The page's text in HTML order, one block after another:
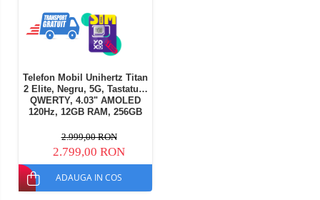
Telefon Mobil Unihertz Titan
2 Elite, Negru, 5G, Tastatură
QWERTY, 4.03" AMOLED
120Hz, 12GB RAM, 256GB
+ 50MP Telephoto, 33W Fast
Charge, Android 16, NFC,
Dual SIM + eSIM
2.999,00 RON
2.799,00 RON
ADAUGA IN COS